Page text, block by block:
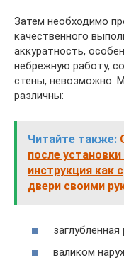
Затем необходимо
качественного
аккуратность,
небрежную работу,
стены, невозможно.
различны:
Читайте также:
после
инструкция как
двери своими
валиком